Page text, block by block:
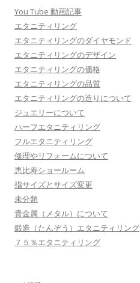
You Tube 動画記事
エタニティリング
エタニティリングのダイヤモンド
エタニティリングのデザイン
エタニティリングの価格
エタニティリングの品質
エタニティリングの造りについて
ジュエリーについて
ハーフエタニティリング
フルエタニティリング
修理やリフォームについて
恵比寿ショールーム
指サイズとサイズ変更
未分類
貴金属（メタル）について
鍛造（たんぞう）エタニティリング
７５％エタニティリング